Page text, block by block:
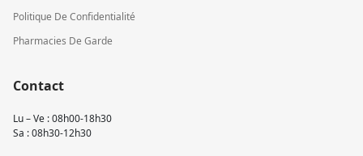
Politique De Confidentialité
Pharmacies De Garde
Contact
Lu – Ve : 08h00-18h30
Sa : 08h30-12h30